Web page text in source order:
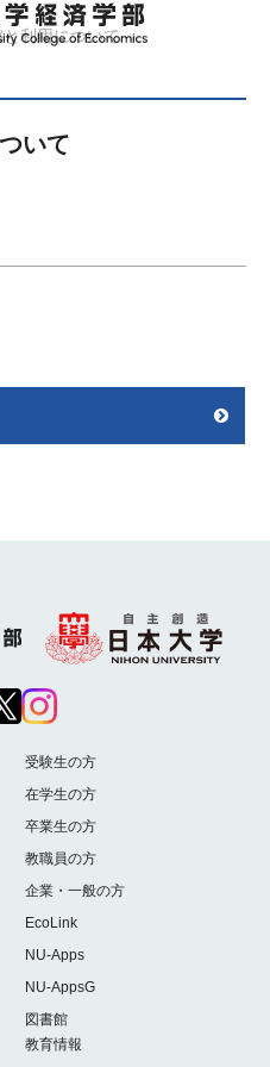
利用について
いて
受験生の方
在学生の方
卒業生の方
教職員の方
企業・一般の方
EcoLink
NU-Apps
NU-AppsG
図書館
教育情報